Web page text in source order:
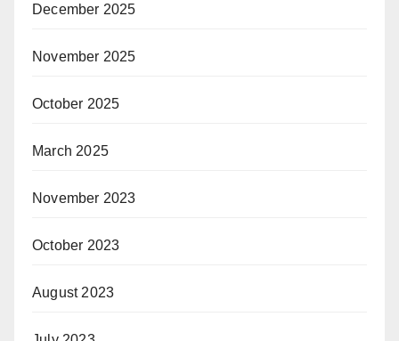
December 2025
November 2025
October 2025
March 2025
November 2023
October 2023
August 2023